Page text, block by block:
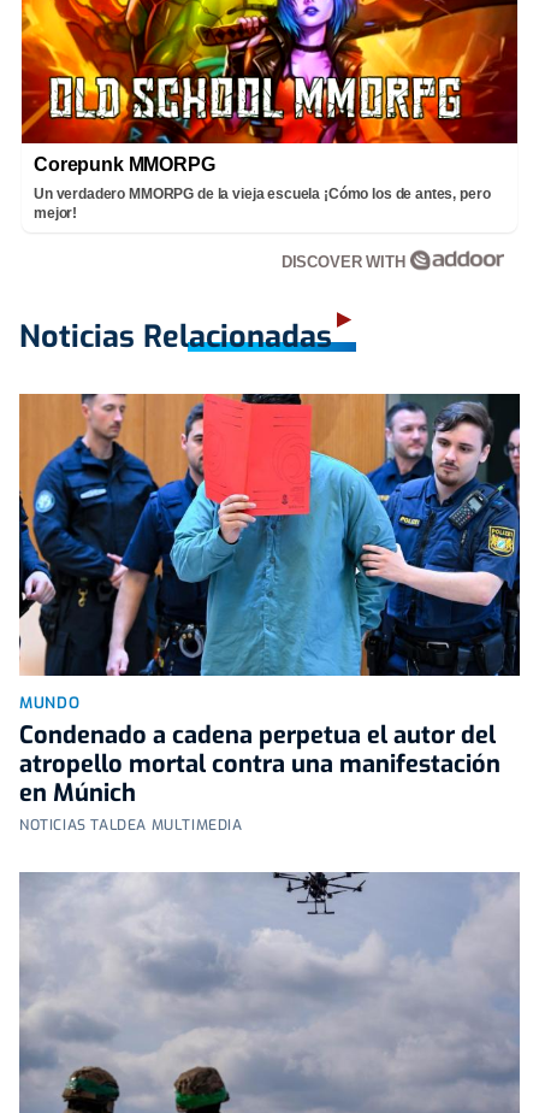
Corepunk MMORPG
Un verdadero MMORPG de la vieja escuela ¡Cómo los de antes, pero
mejor!
DISCOVER WITH
Noticias Relacionadas
MUNDO
Condenado a cadena perpetua el autor del
atropello mortal contra una manifestación
en Múnich
NOTICIAS TALDEA MULTIMEDIA